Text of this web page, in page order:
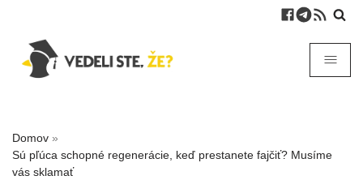
Domov »
Sú pľúca schopné regenerácie, keď prestanete fajčiť? Musíme
vás sklamať